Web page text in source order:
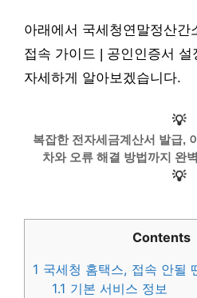
아래에서 국세청연말정산간
접속 가이드 | 공인인증서
자세하게 알아보겠습니다.
💡
복잡한 전자세금계산서 발급,
차와 오류 해결 방법까지 완
💡
Contents
1 국세청 홈택스, 접속 안될
1.1 기본 서비스 정보